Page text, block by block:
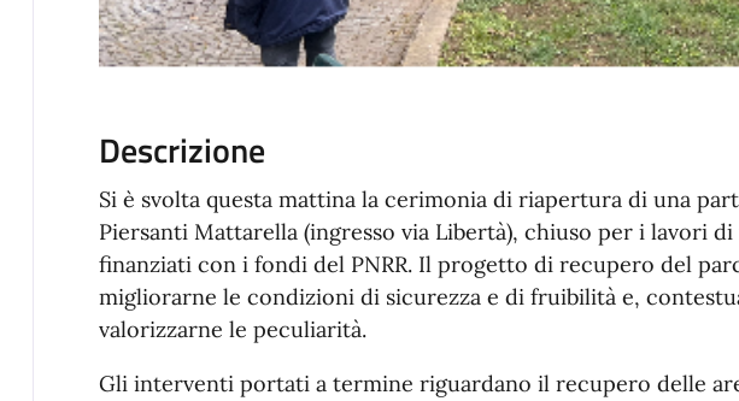
Descrizione
Si è svolta questa mattina la cerimonia di riapertura di una
Piersanti Mattarella (ingresso via Libertà), chiuso per i lavori
finanziati con i fondi del PNRR. Il progetto di recupero del
migliorarne le condizioni di sicurezza e di fruibilità e,
valorizzarne le peculiarità.
Gli interventi portati a termine riguardano il recupero delle